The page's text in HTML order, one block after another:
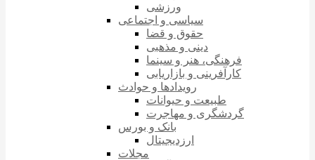
ورزشی
سیاسی و اجتماعی
حقوق و قضا
دینی و مذهبی
فرهنگی، هنر و سینما
کارآفرینی و بازاریابی
رویدادها و حوادث
طبیعت و حیوانات
گردشگری و مهاجرت
بانک و بورس
ارزدیجیتال
مجلات